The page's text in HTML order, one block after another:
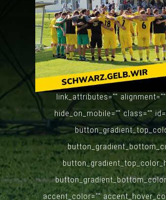
06.06.2026 SV Beuren II – SV
(1:2)
Montag, 8. Juni 2026
fussballbegeisterten Männern
schließt sich in einem Verein
[fusion_button link="https://
beuren.de/geschichte/" title=""
link_attributes=""
hide_on_mobile="" class=""
accent_color=""